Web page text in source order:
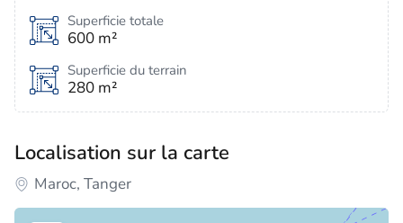
Superficie totale
600 m²
Superficie du terrain
280 m²
Localisation sur la carte
Maroc, Tanger